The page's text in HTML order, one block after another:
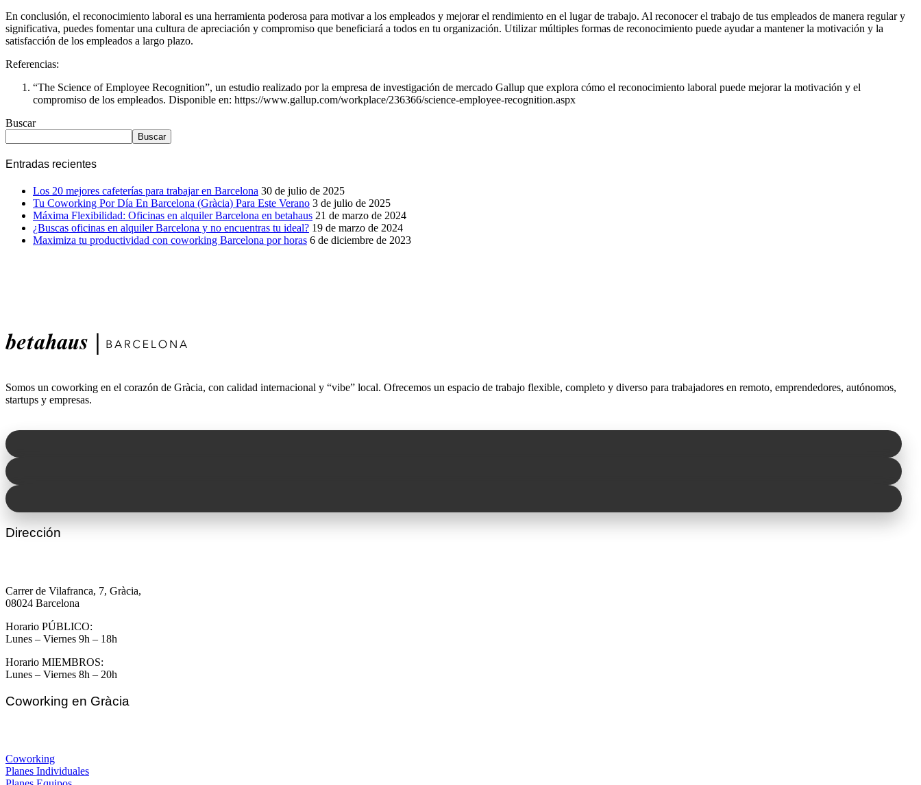
En conclusión, el reconocimiento laboral es una herramienta poderosa para motivar a los empleados y mejorar el rendimiento en el lugar de trabajo. Al reconocer el trabajo de tus empleados de manera regular y
significativa, puedes fomentar una cultura de apreciación y compromiso que beneficiará a todos en tu organización. Utilizar múltiples formas de reconocimiento puede ayudar a mantener la motivación y la
satisfacción de los empleados a largo plazo.
Referencias:
“The Science of Employee Recognition”, un estudio realizado por la empresa de investigación de mercado Gallup que explora cómo el reconocimiento laboral puede mejorar la motivación y el
compromiso de los empleados. Disponible en: https://www.gallup.com/workplace/236366/science-employee-recognition.aspx
Buscar
Buscar
Entradas recientes
Los 20 mejores cafeterías para trabajar en Barcelona 30 de julio de 2025
Tu Coworking Por Día En Barcelona (Gràcia) Para Este Verano 3 de julio de 2025
Máxima Flexibilidad: Oficinas en alquiler Barcelona en betahaus 21 de marzo de 2024
¿Buscas oficinas en alquiler Barcelona y no encuentras tu ideal? 19 de marzo de 2024
Maximiza tu productividad con coworking Barcelona por horas 6 de diciembre de 2023
Somos un coworking en el corazón de Gràcia, con calidad internacional y “vibe” local. Ofrecemos un espacio de trabajo flexible, completo y diverso para trabajadores en remoto, emprendedores, autónomos,
startups y empresas.
Dirección
Carrer de Vilafranca, 7, Gràcia,
08024 Barcelona
Horario PÚBLICO:
Lunes – Viernes 9h – 18h
Horario MIEMBROS:
Lunes – Viernes 8h – 20h
Coworking en Gràcia
Coworking
Planes Individuales